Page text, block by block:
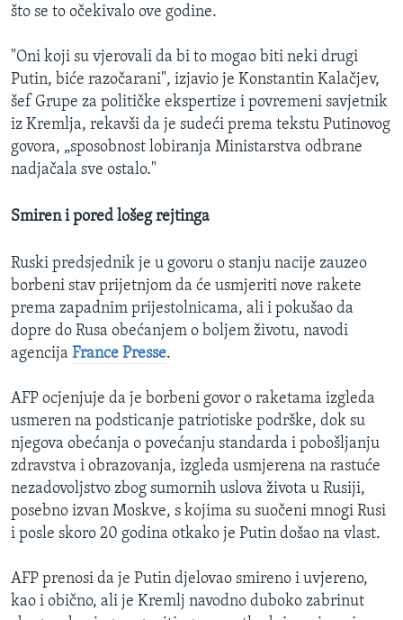
što se to očekivalo ove godine.
"Oni koji su vjerovali da bi to mogao biti neki drugi
Putin, biće razočarani", izjavio je Konstantin Kalačjev,
šef Grupe za političke ekspertize i povremeni savjetnik
iz Kremlja, rekavši da je sudeći prema tekstu Putinovog
govora, „sposobnost lobiranja Ministarstva odbrane
nadjačala sve ostalo."
Smiren i pored lošeg rejtinga
Ruski predsjednik je u govoru o stanju nacije zauzeo
borbeni stav prijetnjom da će usmjeriti nove rakete
prema zapadnim prijestolnicama, ali i pokušao da
dopre do Rusa obećanjem o boljem životu, navodi
agencija France Presse.
AFP ocjenjuje da je borbeni govor o raketama izgleda
usmeren na podsticanje patriotiske podrške, dok su
njegova obećanja o povećanju standarda i pobošljanju
zdravstva i obrazovanja, izgleda usmjerena na rastuće
nezadovoljstvo zbog sumornih uslova života u Rusiji,
posebno izvan Moskve, s kojima su suočeni mnogi Rusi
i posle skoro 20 godina otkako je Putin došao na vlast.
AFP prenosi da je Putin djelovao smireno i uvjereno,
kao i obično, ali je Kremlj navodno duboko zabrinut